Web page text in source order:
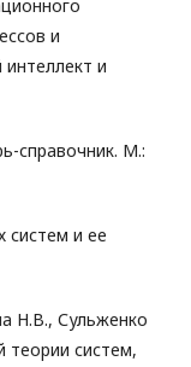
и
и
справочник. М.:
систем и ее
Н.В., Сульженко
теории систем,